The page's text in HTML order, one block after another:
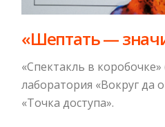
«Шептать —
«Спектакль в коробочке»
лаборатория «Вокруг да
«Точка доступа».